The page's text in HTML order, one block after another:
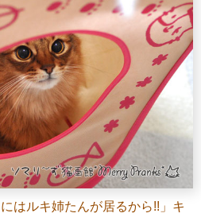
はルキ姉たんが居るから!!」キ